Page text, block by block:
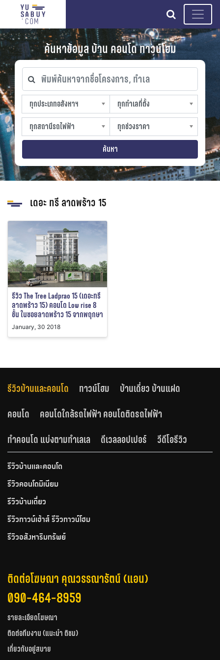
search
ค้นหาข้อมูล บ้าน คอนโด ทาวน์โฮม
พิมพ์ค้นหาจากชื่อโครงการ, ทำเล
ทุกประเภทอสังหาฯ
ทุกประเภทอสังหาฯ
sproperty
ทุกทำเลที่ตั้ง
ทุกทำเลที่ตั้ง
slocation
ทุกสถานีรถไฟฟ้า
ทุกสถานีรถไฟฟ้า
strain-station
ทุกช่วงราคา
ทุกช่วงราคา
sprice
ค้นหา
เดอะ ทรี ลาดพร้าว 15
รีวิว The Tree Ladprao 15 (เดอะทรี
ลาดพร้าว 15) คอนโด Low rise 8
ชั้น ในซอยลาดพร้าว 15 จากพฤกษา
January, 30 2018
รีวิวบ้านและคอนโด ทาวน์โฮม
บ้านเดี่ยว บ้านแฝด
คอนโด
คอนโดใกล้รถไฟฟ้า คอนโดติดรถไฟฟ้า
ทำคอนโด แบ่งตามทำเลเล
ดีเวลลอปเปอร์ วีดีโอรีวิว
รีวิวบ้านและคอนโด
รีวิวคอนโดมิเนียม
รีวิวบ้านเดี่ยว
รีวิวทาวน์เฮ้าส์ รีวิวทาวน์โฮม
รีวิวอสังหาริมทรัพย์
ติดต่อโฆษณา คุณวรรณารัตน์ (แอน)
090-464-8959
รายละเอียดโฆษณา
ติดต่อทีมงาน (แนะนำ ติชม)
เกี่ยวกับอยู่สบาย